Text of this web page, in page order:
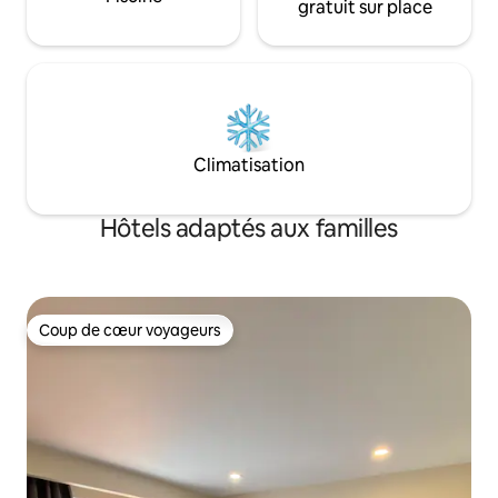
gratuit sur place
Climatisation
Hôtels adaptés aux familles
Coup de cœur voyageurs
Coup de cœur voyageurs